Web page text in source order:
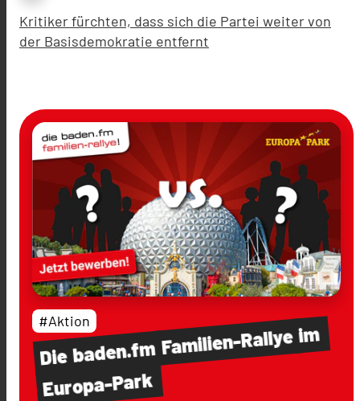
Kritiker fürchten, dass sich die Partei weiter von
der Basisdemokratie entfernt
Diebaden.fmFamilien-Rallyeim
Europa-Park
#Aktion